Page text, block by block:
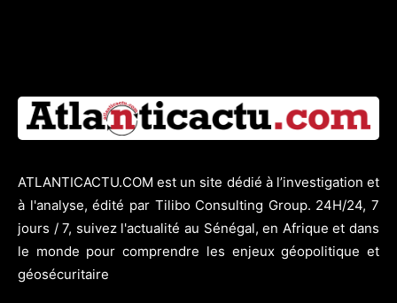
ATLANTICACTU.COM est un site dédié à l’investigation et
à l'analyse, édité par Tilibo Consulting Group. 24H/24, 7
jours / 7, suivez l'actualité au Sénégal, en Afrique et dans
le monde pour comprendre les enjeux géopolitique et
géosécuritaire